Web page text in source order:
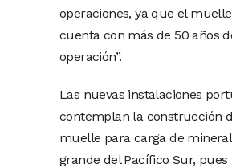
operaciones, ya que el
cuenta con más de 50 años
operación”.
Las nuevas instalaciones
contemplan la construcción
muelle para carga de
grande del Pacífico Sur,